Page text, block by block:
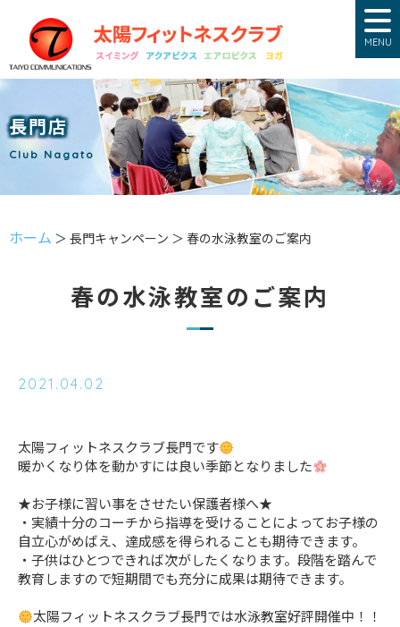
MENU
長門店
Club Nagato
ホーム ＞ 長門キャンペーン ＞ 春の水泳教室のご案内
春の水泳教室のご案内
2021.04.02
太陽フィットネスクラブ長門です
暖かくなり体を動かすには良い季節となりました
★お子様に習い事をさせたい保護者様へ★
・実績十分のコーチから指導を受けることによってお子様の
自立心がめばえ、達成感を得られることも期待できます。
・子供はひとつできれば次がしたくなります。段階を踏んで
教育しますので短期間でも充分に成果は期待できます。
太陽フィットネスクラブ長門では水泳教室好評開催中！！